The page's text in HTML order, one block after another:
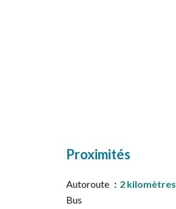
Proximités
Autoroute
2 kilomètres
Bus